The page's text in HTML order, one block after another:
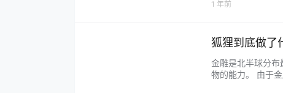
1 年前
狐狸到底做了
金雕是北半球分
物的能力。 由于